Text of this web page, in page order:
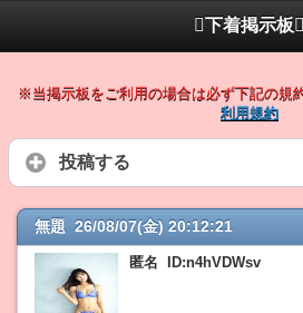
下着掲示板
※当掲示板をご利用の場合は必ず下記の規
利用規約
投稿する
無題 26/08/07(金) 20:12:21
匿名 ID:n4hVDWsv